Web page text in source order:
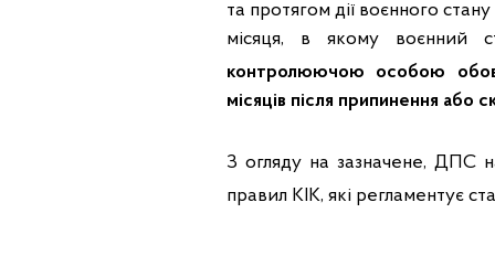
та протягом дії воєнного
місяця, в якому воєнний
контролюючою особою
місяців після припинення або
З огляду на зазначене, ДПС
правил КІК, які регламентує